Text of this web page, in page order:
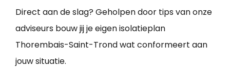
Direct aan de slag? Geholpen door tips van onze
adviseurs bouw jij je eigen isolatieplan
Thorembais-Saint-Trond wat conformeert aan
jouw situatie.